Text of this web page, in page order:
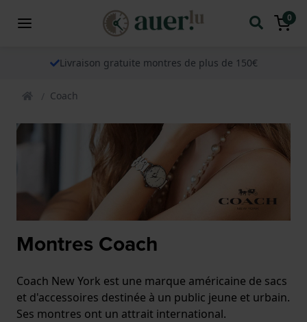
0
Livraison gratuite montres de plus de 150€
Coach
Montres Coach
Coach New York est une marque américaine de sacs
et d'accessoires destinée à un public jeune et urbain.
Ses montres ont un attrait international.